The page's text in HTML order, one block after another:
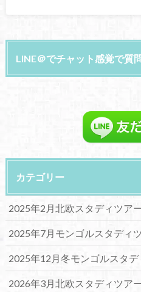
LINE＠でチャット感覚で質
カテゴリー
2025年2月北欧スタディツア
2025年7月モンゴルスタディ
2025年12月冬モンゴルスタデ
2026年3月北欧スタディツア